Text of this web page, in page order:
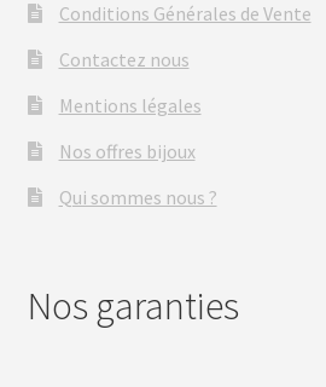
Conditions Générales de Vente
Contactez nous
Mentions légales
Nos offres bijoux
Qui sommes nous ?
Nos garanties